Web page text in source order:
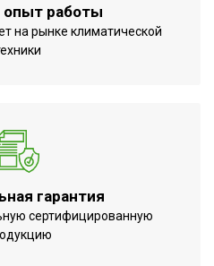
Да
Да
13.5
G13
работы
на рынке климатической
гарантия
сертифицированную